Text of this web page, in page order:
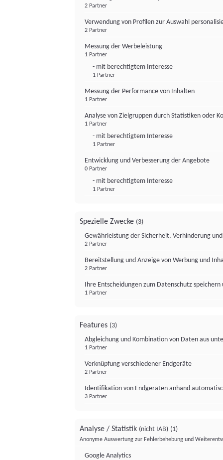
2 Partner
Verwendung von Profilen zur Auswahl
2 Partner
Messung der Werbeleistung
1 Partner
- mit berechtigtem Interesse
1 Partner
Messung der Performance von Inhalten
1 Partner
Analyse von Zielgruppen durch Statistiken oder
1 Partner
- mit berechtigtem Interesse
1 Partner
Entwicklung und Verbesserung der Angebote
0 Partner
- mit berechtigtem Interesse
1 Partner
Spezielle Zwecke (3)
Gewährleistung der Sicherheit, Verhinderung
2 Partner
Bereitstellung und Anzeige von Werbung und
2 Partner
Ihre Entscheidungen zum Datenschutz
1 Partner
Features (3)
Abgleichung und Kombination von Daten aus
1 Partner
Verknüpfung verschiedener Endgeräte
2 Partner
Identifikation von Endgeräten anhand
3 Partner
Analyse / Statistik (nicht IAB) (1)
Anonyme Auswertung zur Fehlerbehebung und
Google Analytics